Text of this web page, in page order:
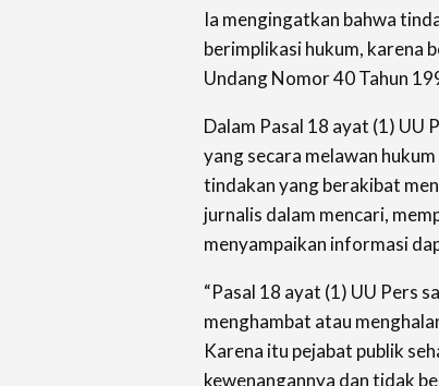
Ia mengingatkan bahwa
berimplikasi hukum, karena
Undang Nomor 40 Tahun
Dalam Pasal 18 ayat (1) UU
yang secara melawan
tindakan yang berakibat
jurnalis dalam mencari,
menyampaikan informasi
“Pasal 18 ayat (1) UU Pers
menghambat atau
Karena itu pejabat publik
kewenangannya dan tidak